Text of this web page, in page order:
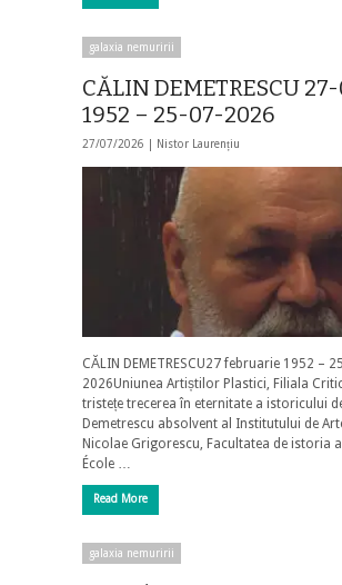
galaxia nemuririi
CĂLIN DEMETRESCU
1952 – 25-07-2026
27/07/2026 | Nistor Laurențiu
CĂLIN DEMETRESCU27 februarie 1952 –
2026Uniunea Artiștilor Plastici, Filiala
tristețe trecerea în eternitate a istoricului
Demetrescu absolvent al Institutului de
Nicolae Grigorescu, Facultatea de istoria
École …
Read More
galaxia nemuririi